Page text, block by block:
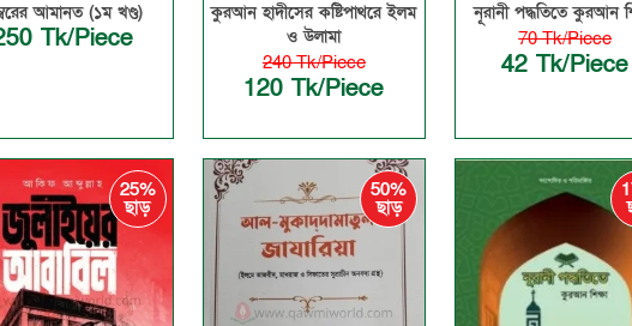
আমানত (১ম খণ্ড)
Tk/Piece
কুরআন হাদীসের কষ্টিপাথরে ইলম
ও উলামা
240 Tk/Piece
120 Tk/Piece
নূরানী পদ্ধতিতে কুরআন
70 Tk/Piece
42 Tk/Piece
25%
ছাড়
50%
ছাড়